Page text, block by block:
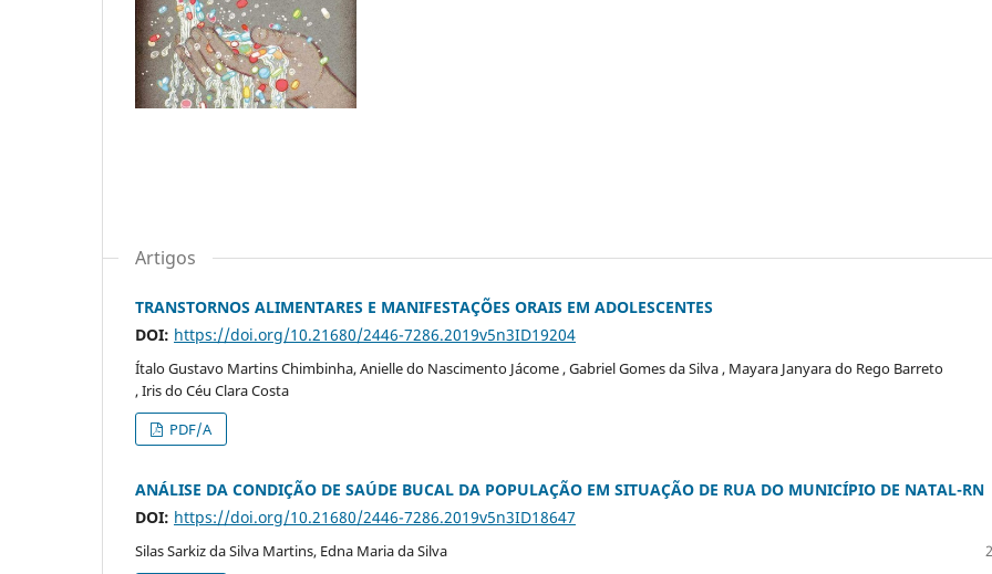
Artigos
TRANSTORNOS ALIMENTARES E MANIFESTAÇÕES ORAIS EM ADOLESCENTES
DOI: https://doi.org/10.21680/2446-7286.2019v5n3ID19204
Ítalo Gustavo Martins Chimbinha, Anielle do Nascimento Jácome , Gabriel Gomes da Silva , Mayara Janyara do Rego Barreto
, Iris do Céu Clara Costa
PDF/A
ANÁLISE DA CONDIÇÃO DE SAÚDE BUCAL DA POPULAÇÃO EM SITUAÇÃO DE RUA DO MUNICÍPIO DE NATAL-RN
DOI: https://doi.org/10.21680/2446-7286.2019v5n3ID18647
Silas Sarkiz da Silva Martins, Edna Maria da Silva